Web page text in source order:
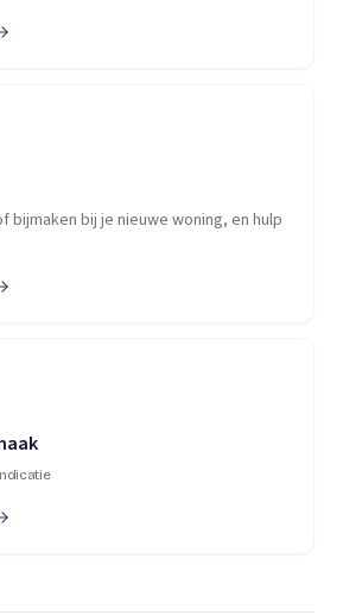
tabblad)
bijmaken bij je nieuwe woning, en hulp
tabblad)
tabblad)